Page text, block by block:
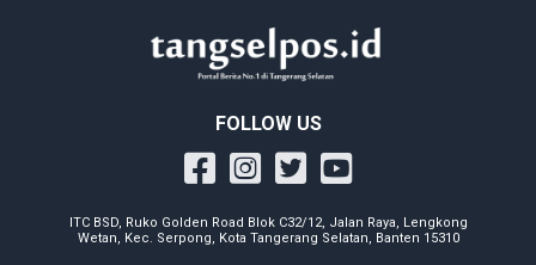
FOLLOW US
ITC BSD, Ruko Golden Road Blok C32/12, Jalan Raya, Lengkong
Wetan, Kec. Serpong, Kota Tangerang Selatan, Banten 15310